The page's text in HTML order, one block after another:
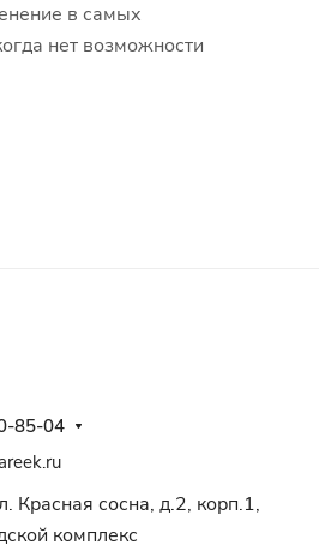
в самых
нет возможности
85-04
Красная сосна, д.2, корп.1,
комплекс